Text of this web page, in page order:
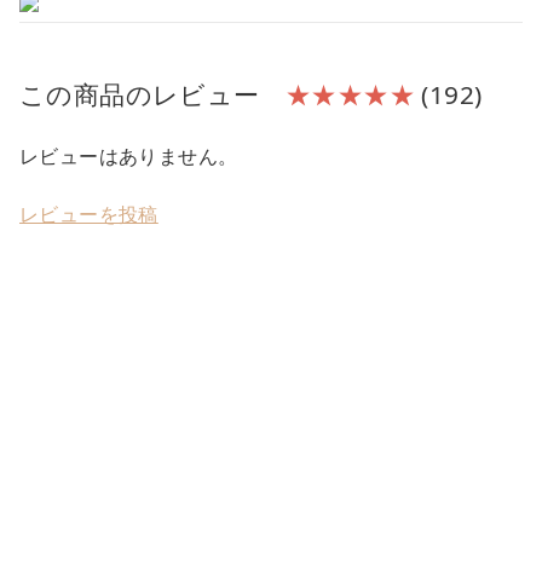
この商品のレビュー ★★★★★(192)
レビューはありません。
レビューを投稿